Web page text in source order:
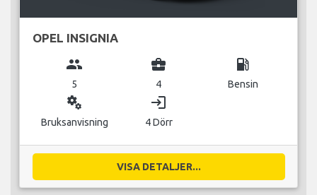
OPEL INSIGNIA
group
5
business_center
4
local_gas_station
Bensin
miscellaneous_services
Bruksanvisning
login
4 Dörr
VISA DETALJER...